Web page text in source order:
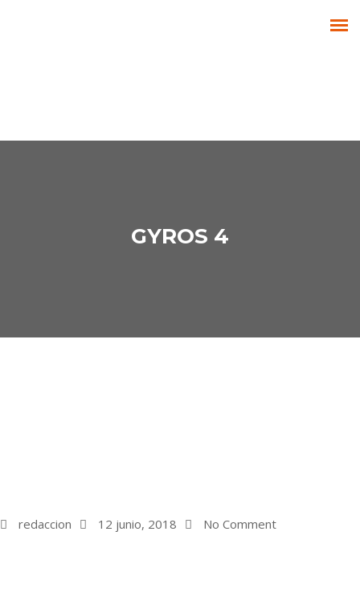
GYROS 4
redaccion 12 junio, 2018 No Comment